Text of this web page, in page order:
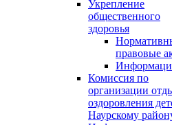
Укрепление
общественного
здоровья
правовые
Комиссия по
организации
оздоровления
Наурскому